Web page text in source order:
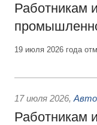
Работникам
19 июля 2026 года
17 июля 2026,
Работникам